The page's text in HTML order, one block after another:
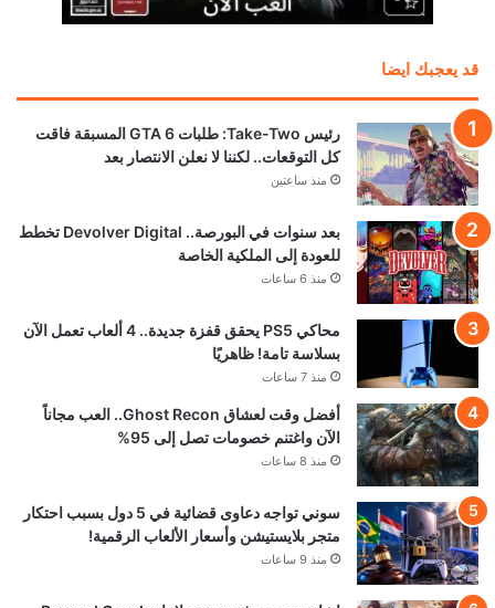
قد يعجبك ايضا
رئيس Take-Two: طلبات GTA 6 المسبقة فاقت
كل التوقعات.. لكننا لا نعلن الانتصار بعد
منذ ساعتين
بعد سنوات في البورصة.. Devolver Digital تخطط
للعودة إلى الملكية الخاصة
منذ 6 ساعات
محاكي PS5 يحقق قفزة جديدة.. 4 ألعاب تعمل الآن
بسلاسة تامة! ظاهريًا
منذ 7 ساعات
أفضل وقت لعشاق Ghost Recon.. العب مجاناً
الآن واغتنم خصومات تصل إلى 95%
منذ 8 ساعات
سوني تواجه دعاوى قضائية في 5 دول بسبب احتكار
متجر بلايستيشن وأسعار الألعاب الرقمية!
منذ 9 ساعات